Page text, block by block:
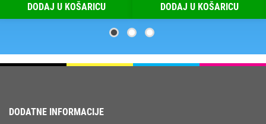
DODAJ U KOŠARICU DODAJ U KOŠARICU
DODATNE INFORMACIJE